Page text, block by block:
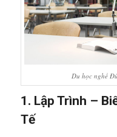
Du học nghề
1. Lập Trình –
Tế